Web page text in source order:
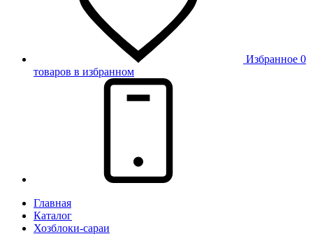
Избранное 0
товаров в избранном
Главная
Каталог
Хозблоки-сараи